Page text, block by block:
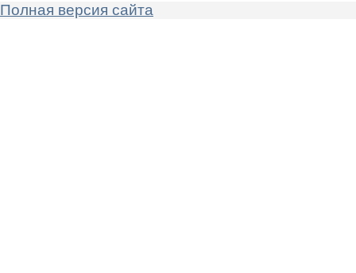
Полная версия сайта